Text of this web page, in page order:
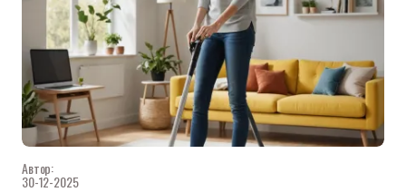
Автор:
30-12-2025